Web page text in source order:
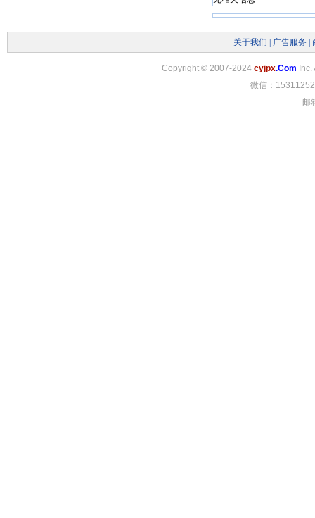
关于我们 广告服务
Copyright © 2007-2024 cyjpx.Com
微信：
邮